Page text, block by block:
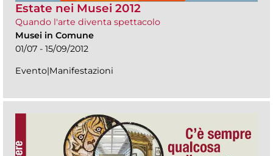
Estate nei Musei 2012
Quando l'arte diventa spettacolo
Musei in Comune
01/07 - 15/09/2012
Evento|Manifestazioni